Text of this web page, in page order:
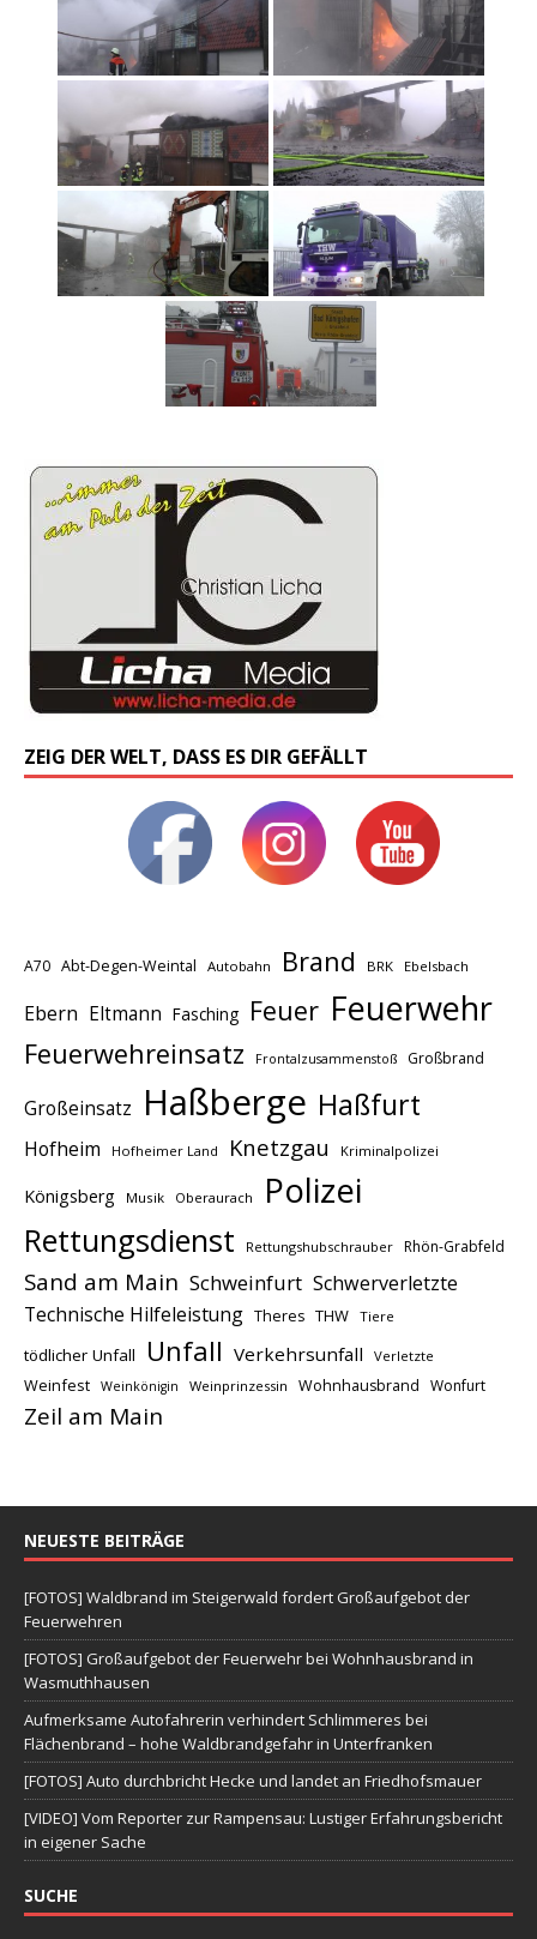
ZEIG DER WELT, DASS ES DIR GEFÄLLT
A70 Abt-Degen-Weintal Autobahn Brand BRK Ebelsbach
Ebern Eltmann Fasching Feuer Feuerwehr
Feuerwehreinsatz Frontalzusammenstoß Großbrand
Großeinsatz Haßberge Haßfurt
Hofheim Hofheimer Land Knetzgau Kriminalpolizei
Königsberg Musik Oberaurach Polizei
Rettungsdienst Rettungshubschrauber Rhön-Grabfeld
Sand am Main Schweinfurt Schwerverletzte
Technische Hilfeleistung Theres THW Tiere
tödlicher Unfall Unfall Verkehrsunfall Verletzte
Weinfest Weinkönigin Weinprinzessin Wohnhausbrand Wonfurt
Zeil am Main
NEUESTE BEITRÄGE
[FOTOS] Waldbrand im Steigerwald fordert Großaufgebot der
Feuerwehren
[FOTOS] Großaufgebot der Feuerwehr bei Wohnhausbrand in
Wasmuthhausen
Aufmerksame Autofahrerin verhindert Schlimmeres bei
Flächenbrand – hohe Waldbrandgefahr in Unterfranken
[FOTOS] Auto durchbricht Hecke und landet an Friedhofsmauer
[VIDEO] Vom Reporter zur Rampensau: Lustiger Erfahrungsbericht
in eigener Sache
SUCHE